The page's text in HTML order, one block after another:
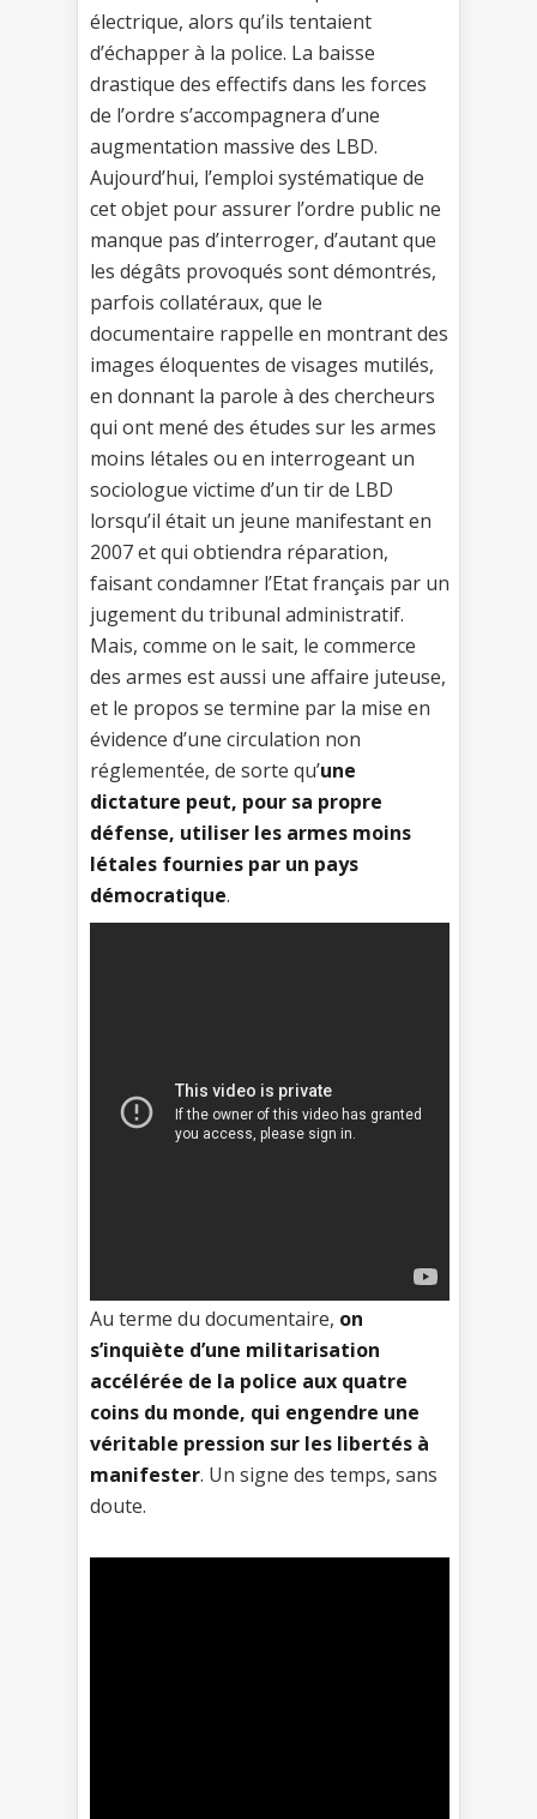
électrique, alors qu’ils tentaient
d’échapper à la police. La baisse
drastique des effectifs dans les forces
de l’ordre s’accompagnera d’une
augmentation massive des LBD.
Aujourd’hui, l’emploi systématique de
cet objet pour assurer l’ordre public ne
manque pas d’interroger, d’autant que
les dégâts provoqués sont démontrés,
parfois collatéraux, que le
documentaire rappelle en montrant des
images éloquentes de visages mutilés,
en donnant la parole à des chercheurs
qui ont mené des études sur les armes
moins létales ou en interrogeant un
sociologue victime d’un tir de LBD
lorsqu’il était un jeune manifestant en
2007 et qui obtiendra réparation,
faisant condamner l’Etat français par un
jugement du tribunal administratif.
Mais, comme on le sait, le commerce
des armes est aussi une affaire juteuse,
et le propos se termine par la mise en
évidence d’une circulation non
réglementée, de sorte qu’une
dictature peut, pour sa propre
défense, utiliser les armes moins
létales fournies par un pays
démocratique.
Au terme du documentaire, on
s’inquiète d’une militarisation
accélérée de la police aux quatre
coins du monde, qui engendre une
véritable pression sur les libertés à
manifester. Un signe des temps, sans
doute.